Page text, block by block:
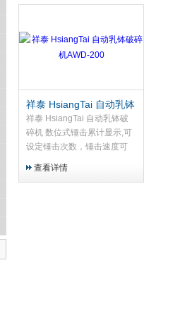
祥泰 HsiangTai 自动乳钵
破碎机AWD-200
祥泰 HsiangTai 自动乳钵破
碎机 数位式锤击累计显示,可
设定锤击次数，锤击速度可
查看详情